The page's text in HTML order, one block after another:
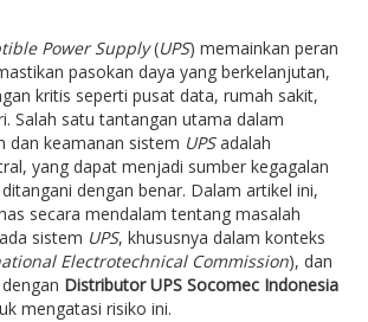
Power Supply(UPS) memainkan peran
pasokan daya yang berkelanjutan,
kritis seperti pusat data, rumah sakit,
Salah satu tantangan utama dalam
dan keamanan sistem UPSadalah
yang dapat menjadi sumber kegagalan
dengan benar. Dalam artikel ini,
secara mendalam tentang masalah
sistem UPS, khususnya dalam konteks
Electrotechnical Commission), dan
Distributor UPS Socomec Indonesia
mengatasi risiko ini.